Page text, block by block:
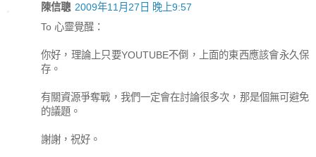
陳信聰 2009年11月27日 晚上9:57
To 心靈覺醒：
你好，理論上只要YOUTUBE不倒，上面的東西應該會永久保
存。
有關資源爭奪戰，我們一定會在討論很多次，那是個無可避免
的議題。
謝謝，祝好。